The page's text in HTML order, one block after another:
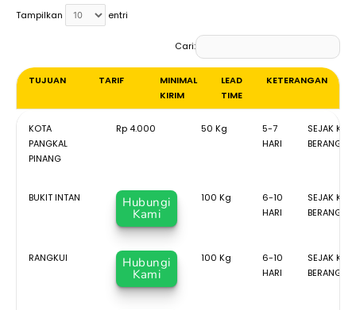
Tampilkan entri
Cari:
TUJUAN TARIF
MINIMAL
KIRIM
LEAD
TIME
KETERANGAN
KIRIM
TIME
KOTA
PANGKAL
PINANG
Rp 4.000 50 Kg
5-7
HARI
SEJAK
BUKIT INTAN Hubungi
Kami
100 Kg
6-10
HARI
SEJAK
RANGKUI Hubungi
Kami
100 Kg
6-10
HARI
SEJAK